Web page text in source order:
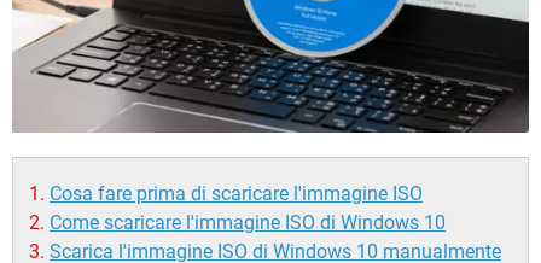
Cosa fare prima di scaricare l'immagine ISO
Come scaricare l'immagine ISO di Windows 10
Scarica l'immagine ISO di Windows 10 manualmente